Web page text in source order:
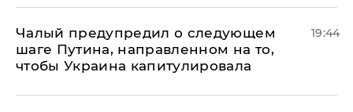
Чалый предупредил о следующем
шаге Путина, направленном на то,
чтобы Украина капитулировала
19:44